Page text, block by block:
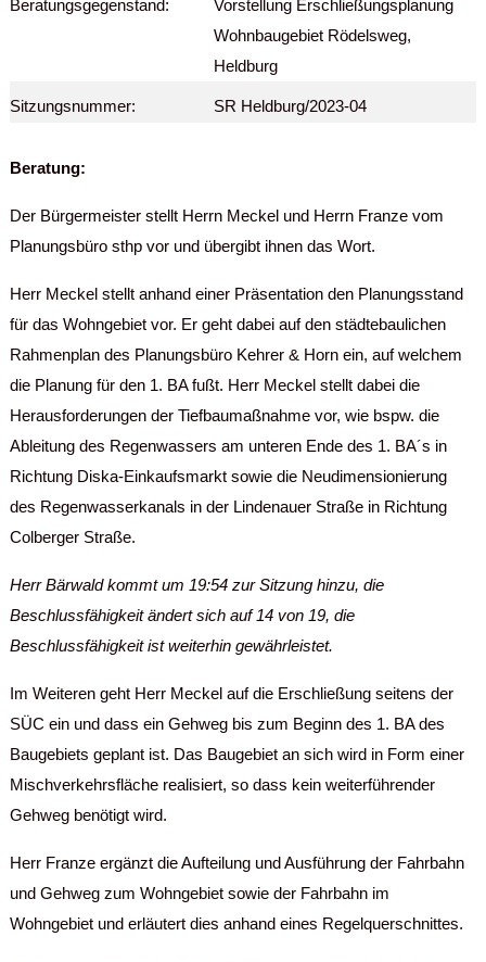
Beratungsgegenstand:
Vorstellung Erschließungsplanung
Wohnbaugebiet Rödelsweg,
Heldburg
Sitzungsnummer: SR Heldburg/2023-04
Beratung:
Der Bürgermeister stellt Herrn Meckel und Herrn Franze vom
Planungsbüro sthp vor und übergibt ihnen das Wort.
Herr Meckel stellt anhand einer Präsentation den Planungsstand
für das Wohngebiet vor. Er geht dabei auf den städtebaulichen
Rahmenplan des Planungsbüro Kehrer & Horn ein, auf welchem
die Planung für den 1. BA fußt. Herr Meckel stellt dabei die
Herausforderungen der Tiefbaumaßnahme vor, wie bspw. die
Ableitung des Regenwassers am unteren Ende des 1. BA´s in
Richtung Diska-Einkaufsmarkt sowie die Neudimensionierung
des Regenwasserkanals in der Lindenauer Straße in Richtung
Colberger Straße.
Herr Bärwald kommt um 19:54 zur Sitzung hinzu, die
Beschlussfähigkeit ändert sich auf 14 von 19, die
Beschlussfähigkeit ist weiterhin gewährleistet.
Im Weiteren geht Herr Meckel auf die Erschließung seitens der
SÜC ein und dass ein Gehweg bis zum Beginn des 1. BA des
Baugebiets geplant ist. Das Baugebiet an sich wird in Form einer
Mischverkehrsfläche realisiert, so dass kein weiterführender
Gehweg benötigt wird.
Herr Franze ergänzt die Aufteilung und Ausführung der Fahrbahn
und Gehweg zum Wohngebiet sowie der Fahrbahn im
Wohngebiet und erläutert dies anhand eines Regelquerschnittes.